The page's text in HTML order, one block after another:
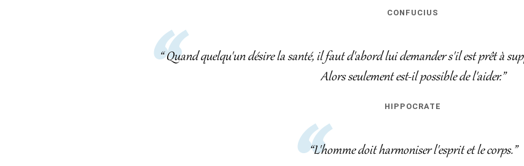
CONFUCIUS
“ Quand quelqu'un désire la santé, il faut d'abord lui demander s'il est prêt à
Alors seulement est-il possible de l'aider.”
HIPPOCRATE
“L'homme doit harmoniser l'esprit et le corps.”